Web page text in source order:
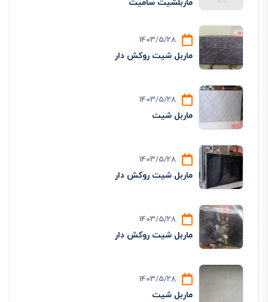
ماربلشیت سامیت
1403/5/28
ماربل شیت روکش دار
1403/5/28
ماربل شیت
1403/5/28
ماربل شیت روکش دار
1403/5/28
ماربل شیت روکش دار
1403/5/28
ماربل شیت